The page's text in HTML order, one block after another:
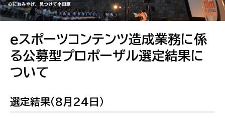
eスポーツコンテンツ造成業務に係
る公募型プロポーザル選定結果に
ついて
選定結果（8月24日）